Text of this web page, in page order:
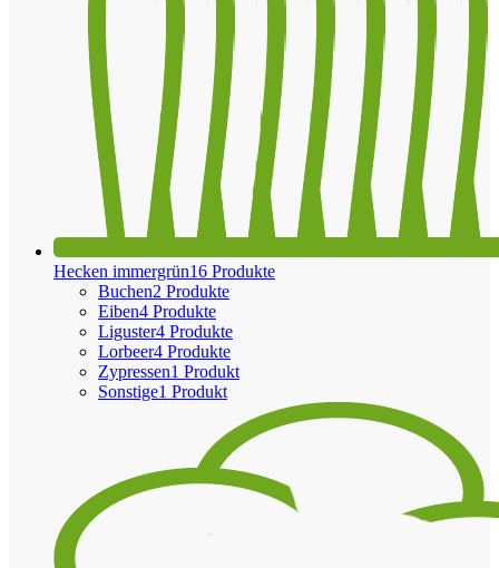
Hecken immergrün16 Produkte
Buchen2 Produkte
Eiben4 Produkte
Liguster4 Produkte
Lorbeer4 Produkte
Zypressen1 Produkt
Sonstige1 Produkt